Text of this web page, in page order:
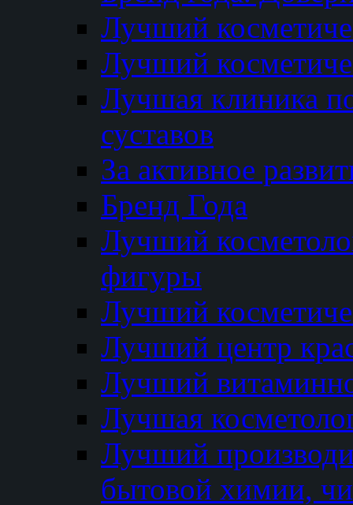
Лучший
Лучший
Лучшая клиника
суставов
За активное
Бренд Года
Лучший
фигуры
Лучший
Лучший центр
Лучший
Лучшая
Лучший
бытовой химии,